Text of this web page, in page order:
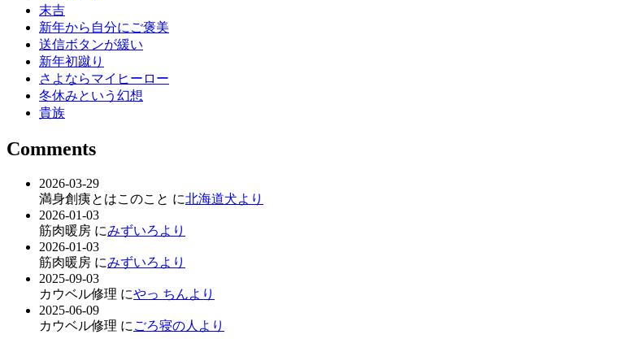
末吉
新年から自分にご褒美
送信ボタンが緩い
新年初蹴り
さよならマイヒーロー
冬休みという幻想
貴族
Comments
2026-03-29
満身創痍とはこのこと に北海道犬より
2026-01-03
筋肉暖房 にみずいろより
2026-01-03
筋肉暖房 にみずいろより
2025-09-03
カウベル修理 にやっ ちんより
2025-06-09
カウベル修理 に ごろ寝の人より